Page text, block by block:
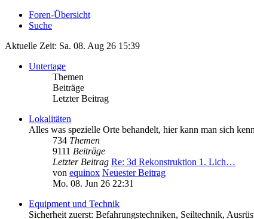
Foren-Übersicht
Suche
Aktuelle Zeit: Sa. 08. Aug 26 15:39
Untertage
Themen
Beiträge
Letzter Beitrag
Lokalitäten
Alles was spezielle Orte behandelt, hier kann man sich
734 Themen
9111 Beiträge
Letzter Beitrag Re: 3d Rekonstruktion 1. Lich…
von equinox Neuester Beitrag
Mo. 08. Jun 26 22:31
Equipment und Technik
Sicherheit zuerst: Befahrungstechniken, Seiltechnik,